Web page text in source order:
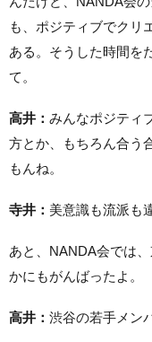
も、ポジティブでクリ
ある。そうした時間を
て。
高井： みんなポジティ
方とか、もちろん合う
もんね。
寺井： 美意識も流派も
あと、NANDA会では
かにもがんばったよ。
高井： 渋谷の若手メン